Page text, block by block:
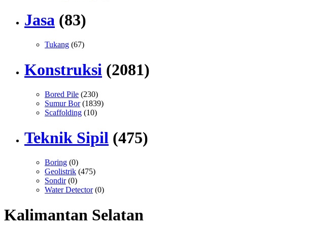
Jasa (83)
Tukang (67)
Konstruksi (2081)
Bored Pile (230)
Sumur Bor (1839)
Scaffolding (10)
Teknik Sipil (475)
Boring (0)
Geolistrik (475)
Sondir (0)
Water Detector (0)
Kalimantan Selatan